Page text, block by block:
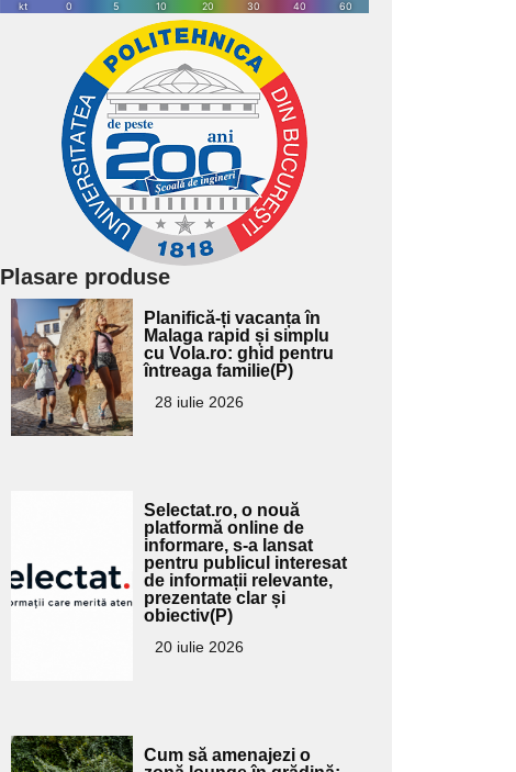
Plasare produse
Adaugă
aici textul
pentru
subtitlu
Planifică-ți vacanța în
Malaga rapid și simplu
cu Vola.ro: ghid pentru
întreaga familie(P)
28 iulie 2026
subtitlu
Selectat.ro, o nouă
platformă online de
informare, s-a lansat
pentru publicul interesat
de informații relevante,
prezentate clar și
obiectiv(P)
20 iulie 2026
Adaugă
Cum să amenajezi o